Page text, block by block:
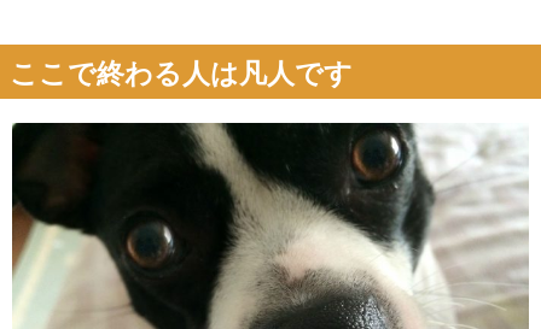
ここで終わる人は凡人です